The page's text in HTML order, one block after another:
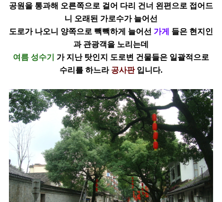
공원을 통과해 오른쪽으로 걸어 다리 건너 왼편으로 접어드
니 오래된 가로수가 늘어선
도로가 나오니 양쪽으로 빽빽하게 늘어선 가게
들은 현지인
과 관광객을 노리는데
여름 성수기 가 지난 탓인지 도로변 건물들은 일괄적으로
수리를 하느라 공사판입니다.